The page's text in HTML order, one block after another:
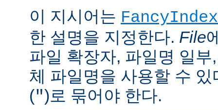
이 지시어는
한 설명을 지정한다. File
파일 확장자, 파일명 일
체 파일명을 사용할 수
(")로 묶어야 한다.